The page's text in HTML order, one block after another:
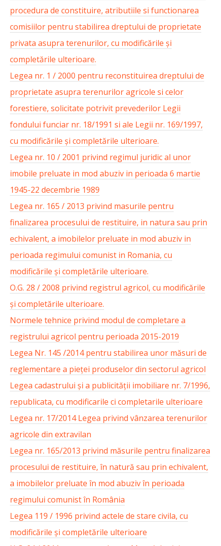
procedura de constituire, atributiile si functionarea
comisiilor pentru stabilirea dreptului de proprietate
privata asupra terenurilor, cu modificările și
completările ulterioare.
Legea nr. 1 / 2000 pentru reconstituirea dreptului de
proprietate asupra terenurilor agricole si celor
forestiere, solicitate potrivit prevederilor Legii
fondului funciar nr. 18/1991 si ale Legii nr. 169/1997,
cu modificările și completările ulterioare.
Legea nr. 10 / 2001 privind regimul juridic al unor
imobile preluate in mod abuziv in perioada 6 martie
1945-22 decembrie 1989
Legea nr. 165 / 2013 privind masurile pentru
finalizarea procesului de restituire, in natura sau prin
echivalent, a imobilelor preluate in mod abuziv in
perioada regimului comunist in Romania, cu
modificările și completările ulterioare.
O.G. 28 / 2008 privind registrul agricol, cu modificările
și completările ulterioare.
Normele tehnice privind modul de completare a
registrului agricol pentru perioada 2015-2019
Legea Nr. 145 /2014 pentru stabilirea unor măsuri de
reglementare a pieţei produselor din sectorul agricol
Legea cadastrului și a publicității imobiliare nr. 7/1996,
republicata, cu modificarile ci completarile ulterioare
Legea nr. 17/2014 Legea privind vânzarea terenurilor
agricole din extravilan
Legea nr. 165/2013 privind măsurile pentru finalizarea
procesului de restituire, în natură sau prin echivalent,
a imobilelor preluate în mod abuziv în perioada
regimului comunist în România
Legea 119 / 1996 privind actele de stare civila, cu
modificările și completările ulterioare